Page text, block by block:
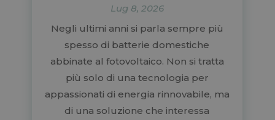
Lug 8, 2026
Negli ultimi anni si parla sempre più
spesso di batterie domestiche
abbinate al fotovoltaico. Non si tratta
più solo di una tecnologia per
appassionati di energia rinnovabile, ma
di una soluzione che interessa